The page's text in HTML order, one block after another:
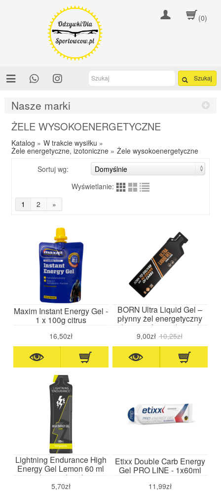
(0)
Szukaj
Nasze marki
ŻELE WYSOKOENERGETYCZNE
Katalog » W trakcie wysiłku »
Żele energetyczne, izotoniczne» Żele wysokoenergetyczne
Sortuj wg:
Wyświetlanie:
1
2 »
Maxim Instant Energy Gel -
1 x 100g citrus
16,50zł
BORN Ultra Liquid Gel –
płynny żel energetyczny
(pomarańczowy) 60 ml
data waż. 10.26
9,00zł 10,25zł
Lightning Endurance High
Energy Gel Lemon 60 ml
(cytryna)- żel
wysokoenergetyczny
5,70zł
Etixx Double Carb Energy
Gel PRO LINE - 1x60ml
11,99zł